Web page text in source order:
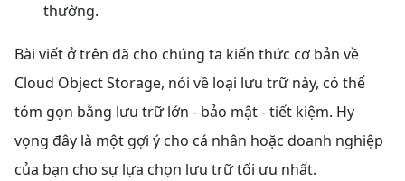
thường.
Bài viết ở trên đã cho chúng ta kiến thức cơ bản về
Cloud Object Storage, nói về loại lưu trữ này, có thể
tóm gọn bằng lưu trữ lớn - bảo mật - tiết kiệm. Hy
vọng đây là một gợi ý cho cá nhân hoặc doanh nghiệp
của bạn cho sự lựa chọn lưu trữ tối ưu nhất.